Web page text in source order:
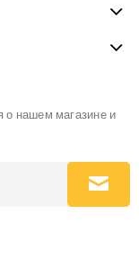
о нашем магазине и